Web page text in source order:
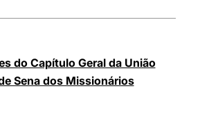
do Capítulo Geral da União
Sena dos Missionários